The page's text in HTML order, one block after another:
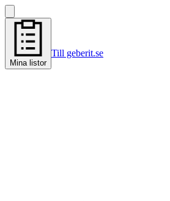
Mina listor
Till geberit.se